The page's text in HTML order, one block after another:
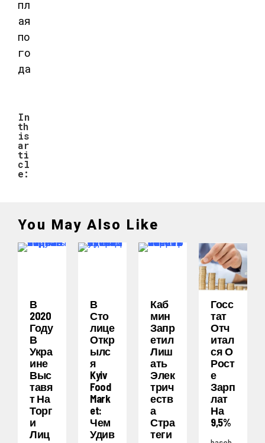
In
th
is
ar
ti
cl
e:
You May Also Like
В
2020
Году
В
Укра
Ине
Выс
Тавя
Т На
Торг
И
Лиц
В
Сто
Лице
Откр
Ылс
Я
Kyiv
Food
Mark
Et:
Чем
Удив
Каб
Мин
Запр
Етил
Лиш
Ать
Элек
Трич
Еств
А
Стра
Теги
Госс
Тат
Отч
Итал
Ся О
Рост
Е
Зарп
Лат
На
9,5%